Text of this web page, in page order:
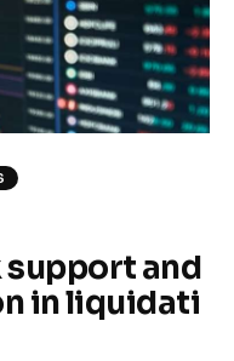
support and
in liquidati